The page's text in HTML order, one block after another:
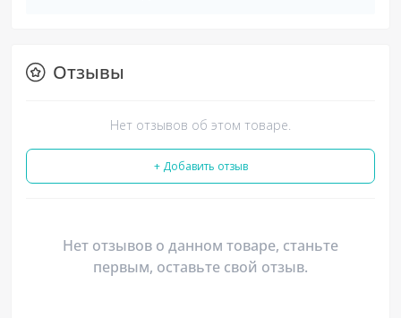
Отзывы
Нет отзывов об этом товаре.
+ Добавить отзыв
Нет отзывов о данном товаре, станьте
первым, оставьте свой отзыв.